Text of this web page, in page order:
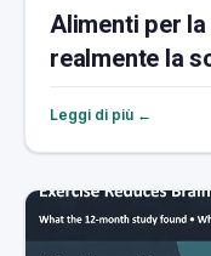
Alimenti per
realmente la
Leggi di più ←